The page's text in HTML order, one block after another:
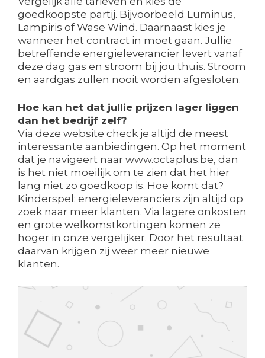
goedkoopste partij. Bijvoorbeeld Luminus,
Lampiris of Wase Wind. Daarnaast kies je
wanneer het contract in moet gaan. Jullie
betreffende energieleverancier levert vanaf
deze dag gas en stroom bij jou thuis. Stroom
en aardgas zullen nooit worden afgesloten.
Hoe kan het dat jullie prijzen lager liggen
dan het bedrijf zelf?
Via deze website check je altijd de meest
interessante aanbiedingen. Op het moment
dat je navigeert naar www.octaplus.be, dan
is het niet moeilijk om te zien dat het hier
lang niet zo goedkoop is. Hoe komt dat?
Kinderspel: energieleveranciers zijn altijd op
zoek naar meer klanten. Via lagere onkosten
en grote welkomstkortingen komen ze
hoger in onze vergelijker. Door het resultaat
daarvan krijgen zij weer meer nieuwe
klanten.